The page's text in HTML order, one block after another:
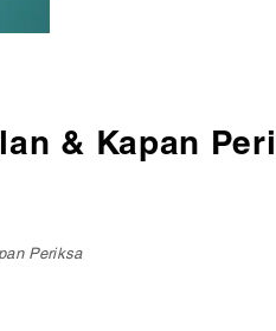
& Kapan
Periksa